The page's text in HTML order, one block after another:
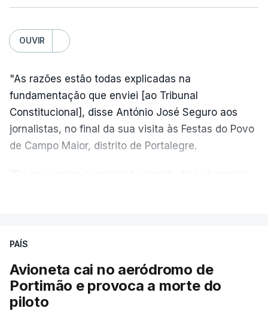
OUVIR
"As razões estão todas explicadas na
fundamentação que enviei [ao Tribunal
Constitucional], disse António José Seguro aos
jornalistas, no final da sua visita às Festas do Povo
de Campo Maior, distrito de Portalegre.
nada disto é incompatível com tratarmos com
crianças", acrescentou.
António José Seguro mostrou dúvidas sobre se é
PAÍS
Avioneta cai no aeródromo de
Portimão e provoca a morte do
piloto